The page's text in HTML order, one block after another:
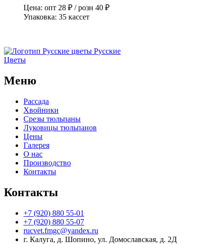
Цена: опт 28 ₽ /розн 40 ₽
Упаковка: 35 кассет
Русские
Цветы
Меню
Рассада
Хвойники
Срезы тюльпаны
Луковицы тюльпанов
Цены
Галерея
О нас
Производство
Контакты
Контакты
+7 (920) 880 55-01
+7 (920) 880 55-07
rucvet.fmgc@yandex.ru
г. Калуга, д. Шопино, ул. Домославская, д. 2Д